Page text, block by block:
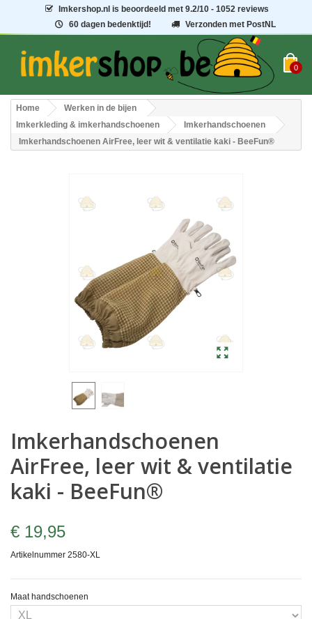
Imkershop.nl is beoordeeld met9.2/10 - 1052 reviews
60 dagen bedenktijd!
Verzonden met PostNL
0
Home
Werken in de bijen
Imkerkleding & imkerhandschoenen
Imkerhandschoenen
Imkerhandschoenen AirFree, leer wit & ventilatie kaki - BeeFun®
Imkerhandschoenen
AirFree, leer wit & ventilatie
kaki - BeeFun®
€ 19,95
Artikelnummer 2580-XL
Maat handschoenen